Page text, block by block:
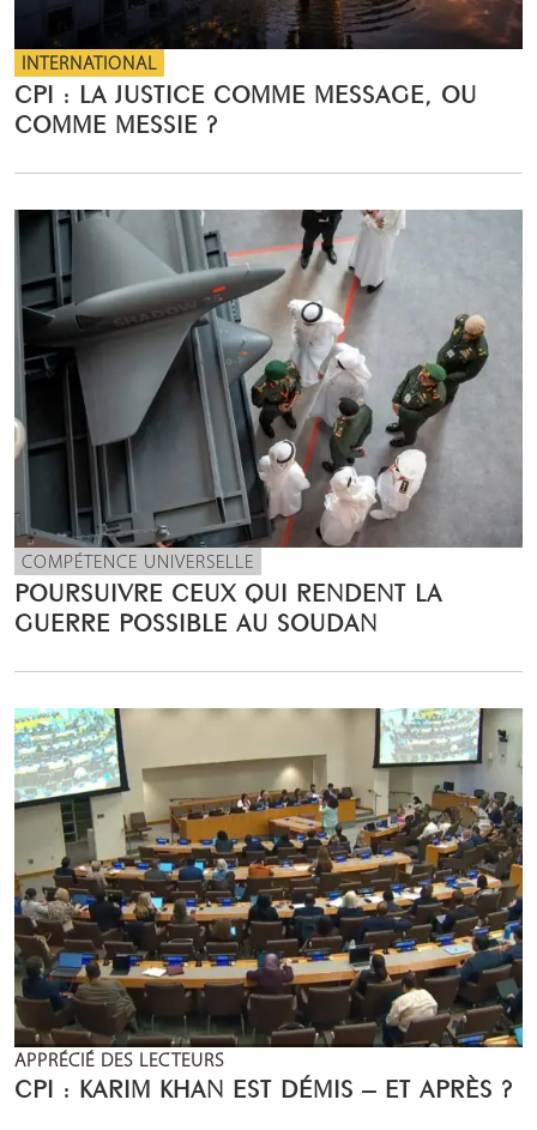
INTERNATIONAL
CPI : LA JUSTICE COMME MESSAGE, OU
COMME MESSIE ?
COMPÉTENCE UNIVERSELLE
POURSUIVRE CEUX QUI RENDENT LA
GUERRE POSSIBLE AU SOUDAN
APPRÉCIÉ DES LECTEURS
CPI : KARIM KHAN EST DÉMIS – ET APRÈS ?